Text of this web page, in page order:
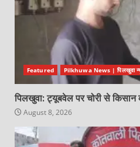
Featured Pilkhuwa News | पिलखुवा
पिलखुवा: ट्यूबवेल पर चोरी से
August 8, 2026